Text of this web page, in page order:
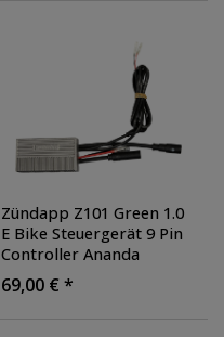
Zündapp Z101 Green 1.0
E Bike Steuergerät 9 Pin
Controller Ananda
Pedelec
69,00 € *